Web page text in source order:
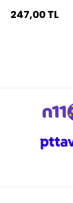
247,00 TL